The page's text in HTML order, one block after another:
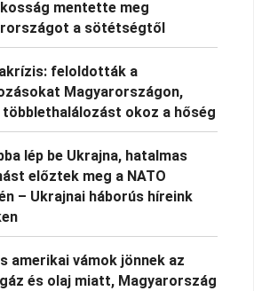
mentette meg
a sötétségtől
feloldották a
Magyarországon,
többlethalálozást okoz a hőség
lép be Ukrajna, hatalmas
előztek meg a NATO
– Ukrajnai háborús híreink
amerikai vámok jönnek az
és olaj miatt, Magyarország